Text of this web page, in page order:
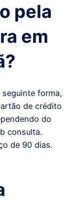
pela
em
?
forma,
de crédito
do
consulta.
de 90 dias.